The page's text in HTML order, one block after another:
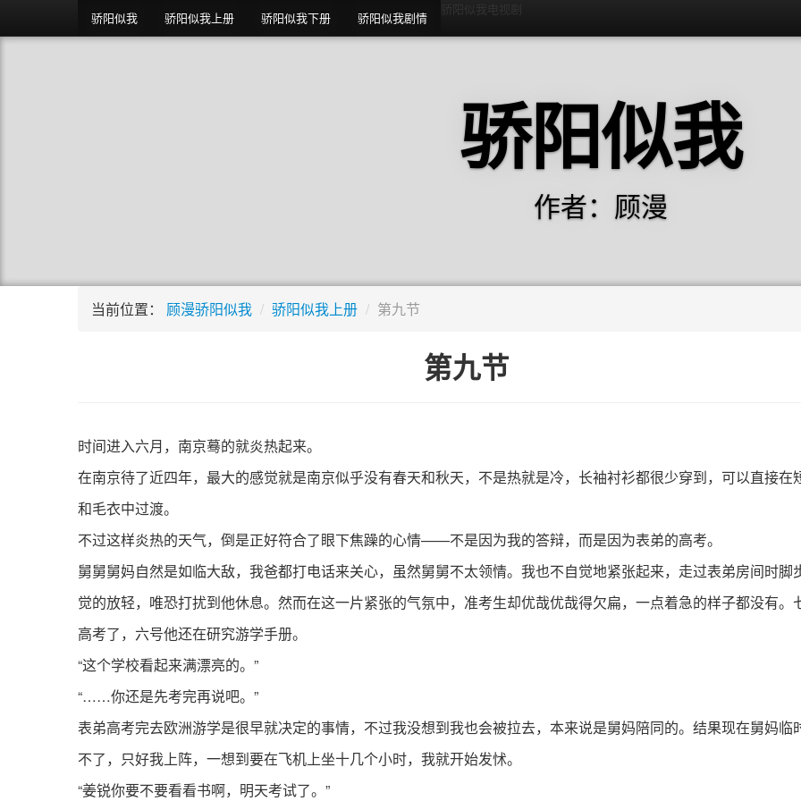
骄阳似我 骄阳似我上册 骄阳似我下册 骄阳似我剧情
骄阳似我
作者：顾漫
当前位置： 顾漫骄阳似我 / 骄阳似我上册 / 第九节
第九节
时间进入六月，南京蓦的就炎热起来。
在南京待了近四年，最大的感觉就是南京似乎没有春天和秋天，不是热就是冷，长袖衬衫都很少穿到，可以直接在
和毛衣中过渡。
不过这样炎热的天气，倒是正好符合了眼下焦躁的心情——不是因为我的答辩，而是因为表弟的高考。
舅舅舅妈自然是如临大敌，我爸都打电话来关心，虽然舅舅不太领情。我也不自觉地紧张起来，走过表弟房间时脚
觉的放轻，唯恐打扰到他休息。然而在这一片紧张的气氛中，准考生却优哉优哉得欠扁，一点着急的样子都没有。
高考了，六号他还在研究游学手册。
“这个学校看起来满漂亮的。”
“……你还是先考完再说吧。”
表弟高考完去欧洲游学是很早就决定的事情，不过我没想到我也会被拉去，本来说是舅妈陪同的。结果现在舅妈临
不了，只好我上阵，一想到要在飞机上坐十几个小时，我就开始发怵。
“姜锐你要不要看看书啊，明天考试了。”